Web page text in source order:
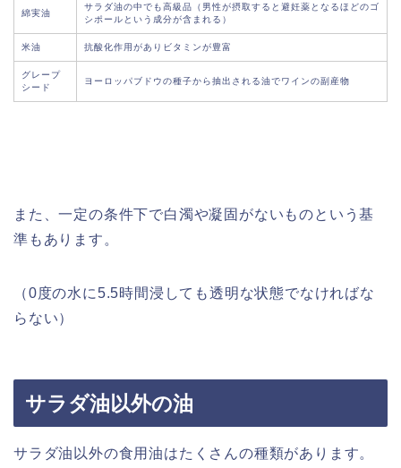
綿実油
サラダ油の中でも高級品（男性が摂取すると避妊薬となるほどのゴ
シポールという成分が含まれる）
米油 抗酸化作用がありビタミンが豊富
グレープ
シード
ヨーロッパブドウの種子から抽出される油でワインの副産物
また、一定の条件下で白濁や凝固がないものという基
準もあります。
（0度の水に5.5時間浸しても透明な状態でなければな
らない）
サラダ油以外の油
サラダ油以外の食用油はたくさんの種類があります。